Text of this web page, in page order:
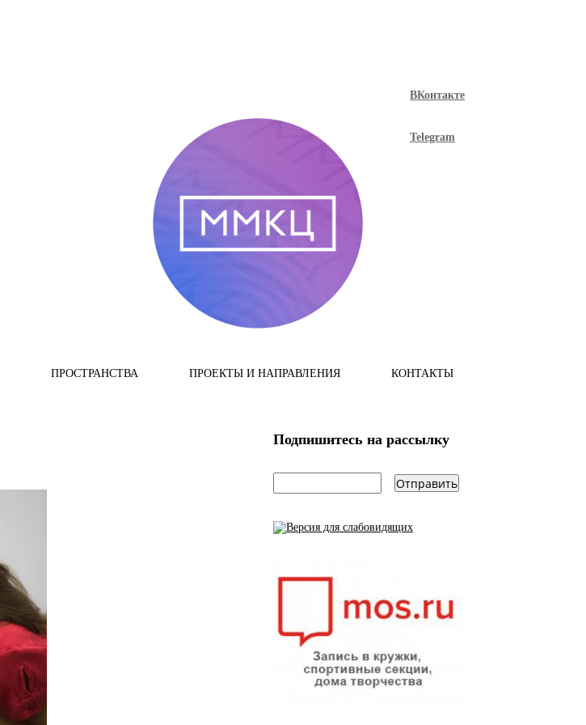
ВКонтакте
Telegram
ПРОСТРАНСТВА ПРОЕКТЫ И НАПРАВЛЕНИЯ КОНТАКТЫ
Подпишитесь на рассылку